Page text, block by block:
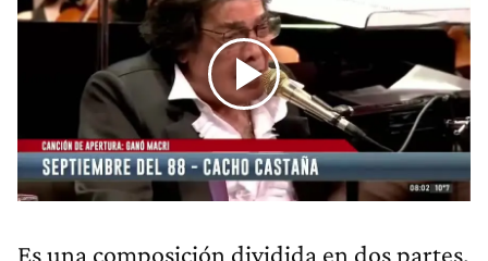
Es una composición dividida en dos partes.